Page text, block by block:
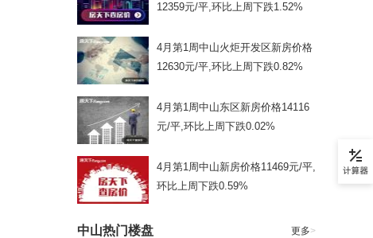
12359元/平,环比上周下跌1.52%
4月第1周中山火炬开发区新房价格
12630元/平,环比上周下跌0.82%
4月第1周中山东区新房价格14116
元/平,环比上周下跌0.02%
4月第1周中山新房价格11469元/平,
环比上周下跌0.59%
中山热门楼盘 更多>